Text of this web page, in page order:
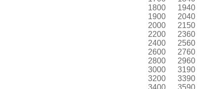
1800
1940
1900
2040
2000
2150
2200
2360
2400
2560
2600
2760
2800
2960
3000
3190
3200
3390
3400
3590